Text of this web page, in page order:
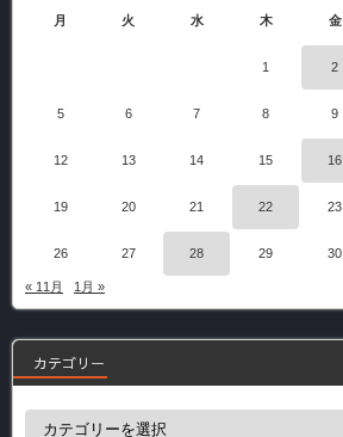
月 火 水 木 金
1 2
5 6 7 8 9
12 13 14 15 16
19 20 21 22 23
26 27 28 29 30
« 11月 1月 »
カテゴリー